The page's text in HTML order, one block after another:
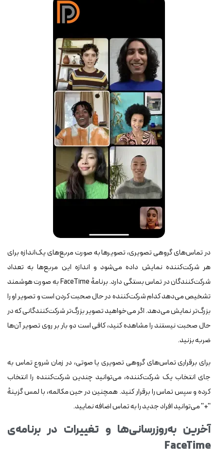
در تماس‌های گروهی تصویری، تصویرها به صورت مربع‌های یک‌اندازه برای
هر شرکت‌کننده نمایش داده می‌شود و اندازه این مربع‌ها به تعداد
شرکت‌کنندگان در تماس بستگی دارد. برنامهٔ FaceTime به صورت هوشمند
تشخیص می‌دهد کدام شرکت‌کننده در حال صحبت کردن است و تصویر او را
بزرگ‌تر نمایش می‌دهد. اگر می‌خواهید تصویر بزرگ‌تر شرکت‌کنندگانی که در
حال صحبت نیستند را مشاهده کنید، کافی است دو بار بر روی تصویر آن‌ها
ضربه بزنید.
برای برقراری تماس‌های گروهی تصویری یا صوتی، در زمان شروع تماس به
جای انتخاب یک شرکت‌کننده، می‌توانید چندین شرکت‌کننده را انتخاب
کرده و سپس تماس را برقرار کنید. همچنین در حین مکالمه، با لمس گزینهٔ
"+" می‌توانید افراد جدید را به تماس اضافه نمایید.
آخرین به‌روزرسانی‌ها و تغییرات در برنامه‌ی
FaceTime